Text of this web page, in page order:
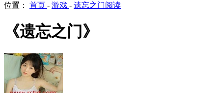
位置： 首页 - 游戏 - 遗忘之门阅读
《遗忘之门》